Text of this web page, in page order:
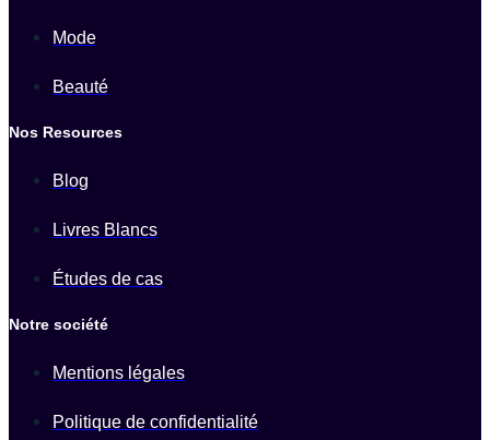
Mode
Beauté
Nos Resources
Blog
Livres Blancs
Études de cas
Notre société
Mentions légales
Politique de confidentialité